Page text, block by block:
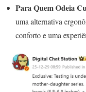
Para Quem Odeia
uma alternativa
conforto e uma